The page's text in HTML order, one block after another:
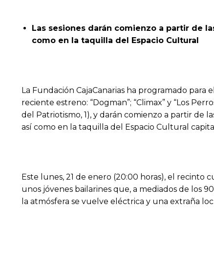
Las sesiones darán comienzo a partir de
como en la taquilla del Espacio Cultural
La Fundación CajaCanarias ha programado
reciente estreno: “Dogman”; “Climax” y “Los
del Patriotismo, 1), y darán comienzo a partir de
así como en la taquilla del Espacio Cultural
Este lunes, 21 de enero (20:00 horas), el recinto
unos jóvenes bailarines que, a mediados de los
la atmósfera se vuelve eléctrica y una extraña